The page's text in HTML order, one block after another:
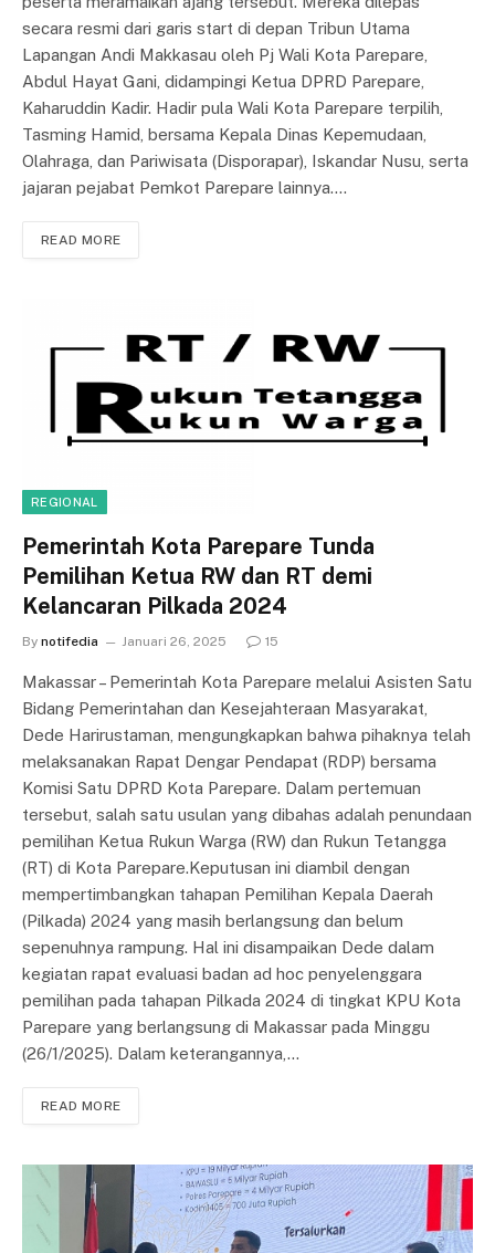
secara resmi dari garis start di depan Tribun Utama
Lapangan Andi Makkasau oleh Pj Wali Kota Parepare,
Abdul Hayat Gani, didampingi Ketua DPRD Parepare,
Kaharuddin Kadir. Hadir pula Wali Kota Parepare terpilih,
Tasming Hamid, bersama Kepala Dinas Kepemudaan,
Olahraga, dan Pariwisata (Disporapar), Iskandar Nusu, serta
jajaran pejabat Pemkot Parepare lainnya.…
READ MORE
REGIONAL
Pemerintah Kota Parepare Tunda
Pemilihan Ketua RW dan RT demi
Kelancaran Pilkada 2024
By notifedia Januari 26, 2025 15
Makassar – Pemerintah Kota Parepare melalui Asisten Satu
Bidang Pemerintahan dan Kesejahteraan Masyarakat,
Dede Harirustaman, mengungkapkan bahwa pihaknya telah
melaksanakan Rapat Dengar Pendapat (RDP) bersama
Komisi Satu DPRD Kota Parepare. Dalam pertemuan
tersebut, salah satu usulan yang dibahas adalah penundaan
pemilihan Ketua Rukun Warga (RW) dan Rukun Tetangga
(RT) di Kota Parepare.Keputusan ini diambil dengan
mempertimbangkan tahapan Pemilihan Kepala Daerah
(Pilkada) 2024 yang masih berlangsung dan belum
sepenuhnya rampung. Hal ini disampaikan Dede dalam
kegiatan rapat evaluasi badan ad hoc penyelenggara
pemilihan pada tahapan Pilkada 2024 di tingkat KPU Kota
Parepare yang berlangsung di Makassar pada Minggu
(26/1/2025). Dalam keterangannya,…
READ MORE